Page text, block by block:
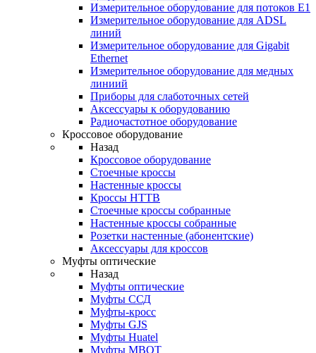
Измерительное оборудование для потоков Е1
Измерительное оборудование для ADSL
линий
Измерительное оборудование для Gigabit
Ethernet
Измерительное оборудование для медных
линиий
Приборы для слаботочных сетей
Аксессуары к оборудованию
Радиочастотное оборудование
Кроссовое оборудование
Назад
Кроссовое оборудование
Стоечные кроссы
Настенные кроссы
Кроссы HTTB
Стоечные кроссы собранные
Настенные кроссы собранные
Розетки настенные (абонентские)
Аксессуары для кроссов
Муфты оптические
Назад
Муфты оптические
Муфты ССД
Муфты-кросс
Муфты GJS
Муфты Huatel
Муфты МВОТ